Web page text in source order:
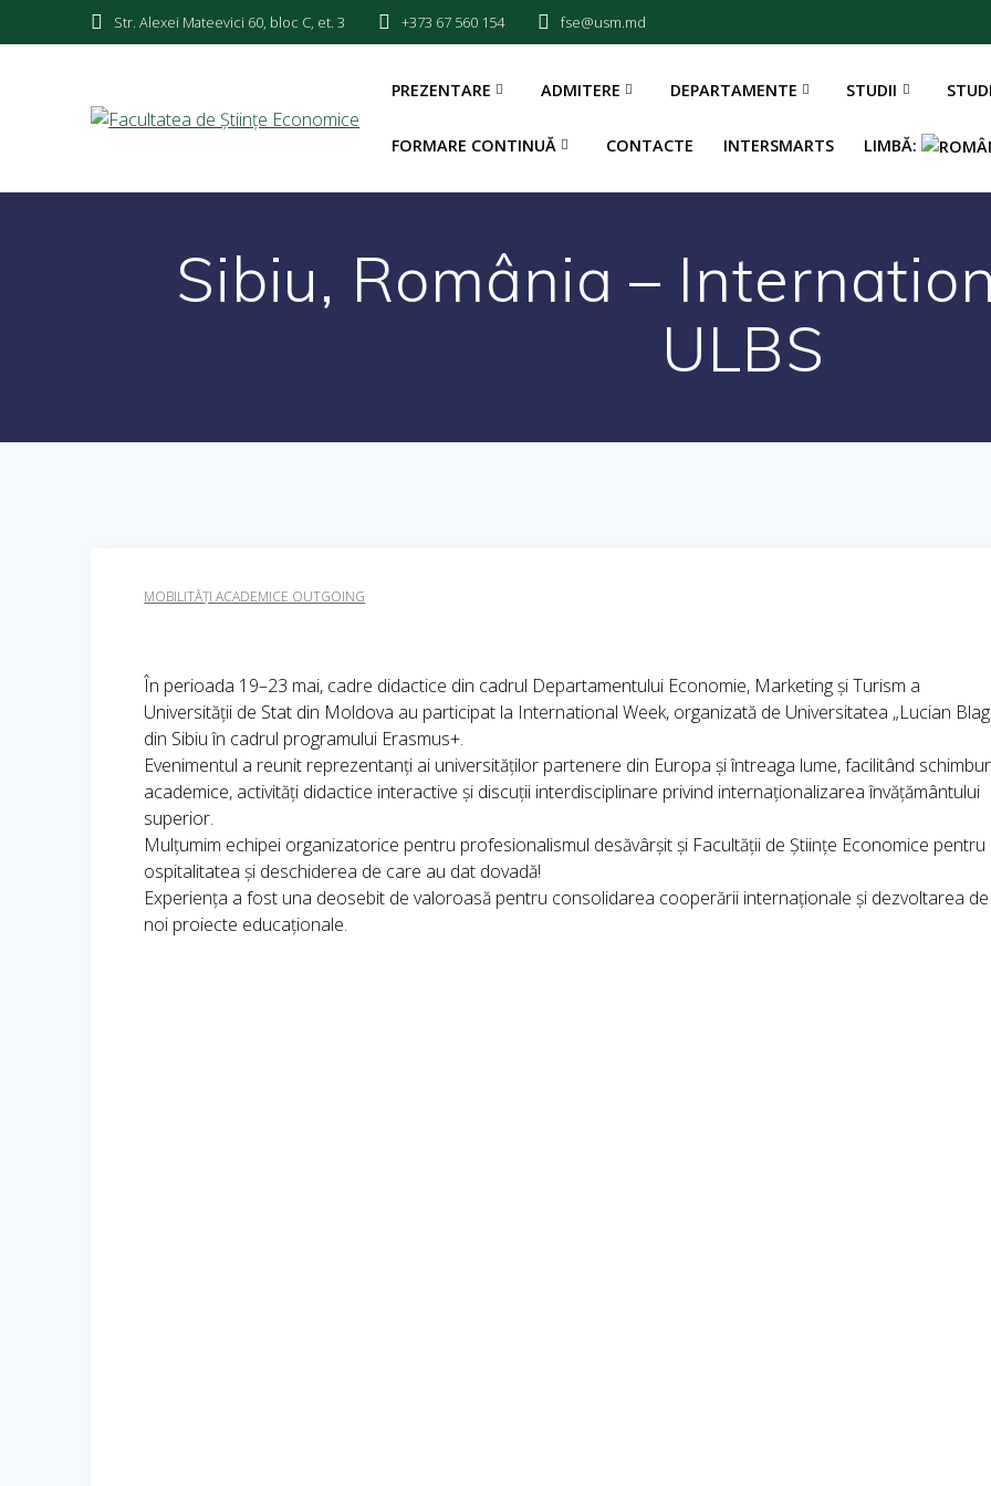
Str. Alexei Mateevici 60, bloc C, et. 3 +373 67 560 154 fse@usm.md
PREZENTARE ADMITERE DEPARTAMENTE STUDII
FORMARE CONTINUĂ CONTACTE INTERSMARTS LIMBĂ:
Sibiu, România –
ULBS
MOBILITĂȚI ACADEMICE OUTGOING
În perioada 19–23 mai, cadre didactice din cadrul Departamentului Economie, Marketing și Turism a
Universității de Stat din Moldova au participat la International Week, organizată de Universitatea „Lucian
din Sibiu în cadrul programului Erasmus+.
Evenimentul a reunit reprezentanți ai universităților partenere din Europa și întreaga lume, facilitând
academice, activități didactice interactive și discuții interdisciplinare privind internaționalizarea învățământului
superior.
Mulțumim echipei organizatorice pentru profesionalismul desăvârșit și Facultății de Științe Economice pentru
ospitalitatea și deschiderea de care au dat dovadă!
Experiența a fost una deosebit de valoroasă pentru consolidarea cooperării internaționale și dezvoltarea de
noi proiecte educaționale.